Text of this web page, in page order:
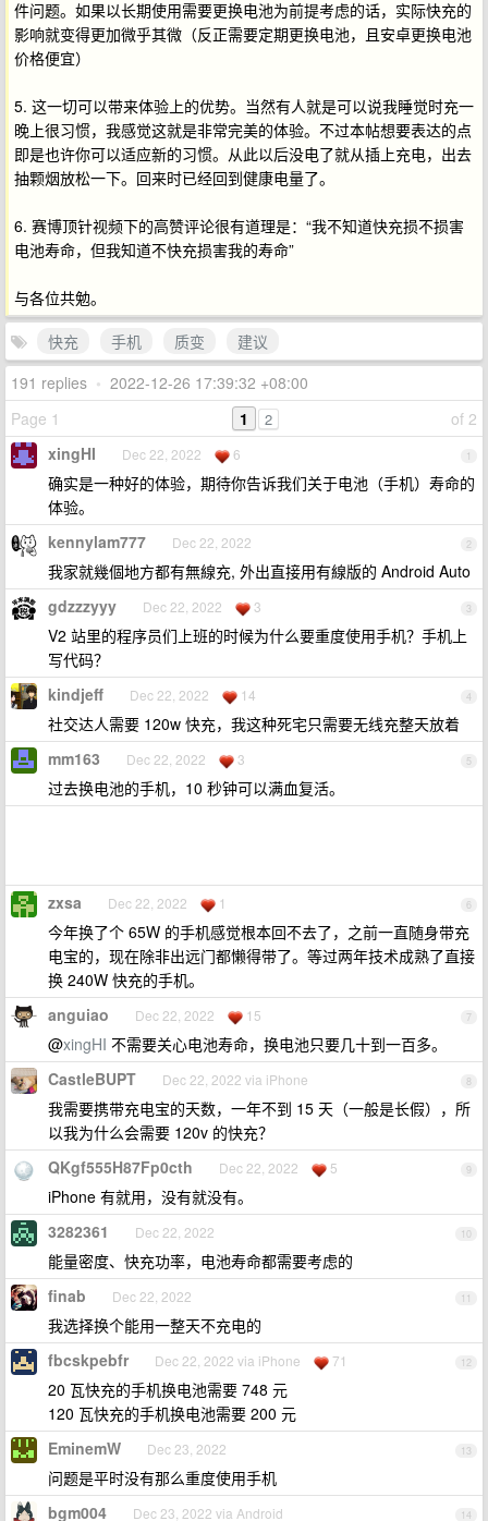
件问题。如果以长期使用需要更换电池为前提考虑的话，实际快充的
影响就变得更加微乎其微（反正需要定期更换电池，且安卓更换电池
价格便宜）
5. 这一切可以带来体验上的优势。当然有人就是可以说我睡觉时充一
晚上很习惯，我感觉这就是非常完美的体验。不过本帖想要表达的点
即是也许你可以适应新的习惯。从此以后没电了就从插上充电，出去
抽颗烟放松一下。回来时已经回到健康电量了。
6. 赛博顶针视频下的高赞评论很有道理是：“我不知道快充损不损害
电池寿命，但我知道不快充损害我的寿命”
与各位共勉。
快充
手机 质变
建议
191 replies • 2022-12-26 17:39:32 +08:00
Page 1
of 2
1 2
1
xingHI Dec 22, 2022 6
确实是一种好的体验，期待你告诉我们关于电池（手机）寿命的
体验。
2
kennylam777 Dec 22, 2022
我家就幾個地方都有無線充, 外出直接用有線版的 Android Auto
3
gdzzzyyy Dec 22, 2022 3
V2 站里的程序员们上班的时候为什么要重度使用手机？手机上
写代码？
4
kindjeff Dec 22, 2022 14
社交达人需要 120w 快充，我这种死宅只需要无线充整天放着
5
mm163 Dec 22, 2022 3
过去换电池的手机，10 秒钟可以满血复活。
6
zxsa Dec 22, 2022 1
今年换了个 65W 的手机感觉根本回不去了，之前一直随身带充
电宝的，现在除非出远门都懒得带了。等过两年技术成熟了直接
换 240W 快充的手机。
7
anguiao Dec 22, 2022 15
@xingHI 不需要关心电池寿命，换电池只要几十到一百多。
8
CastleBUPT Dec 22, 2022 via iPhone
我需要携带充电宝的天数，一年不到 15 天（一般是长假），所
以我为什么会需要 120v 的快充？
9
QKgf555H87Fp0cth Dec 22, 2022 5
iPhone 有就用，没有就没有。
10
3282361 Dec 22, 2022
能量密度、快充功率，电池寿命都需要考虑的
11
finab Dec 22, 2022
我选择换个能用一整天不充电的
12
fbcskpebfr Dec 22, 2022 via iPhone 71
20 瓦快充的手机换电池需要 748 元
120 瓦快充的手机换电池需要 200 元
13
EminemW Dec 23, 2022
问题是平时没有那么重度使用手机
14
bgm004 Dec 23, 2022 via Android